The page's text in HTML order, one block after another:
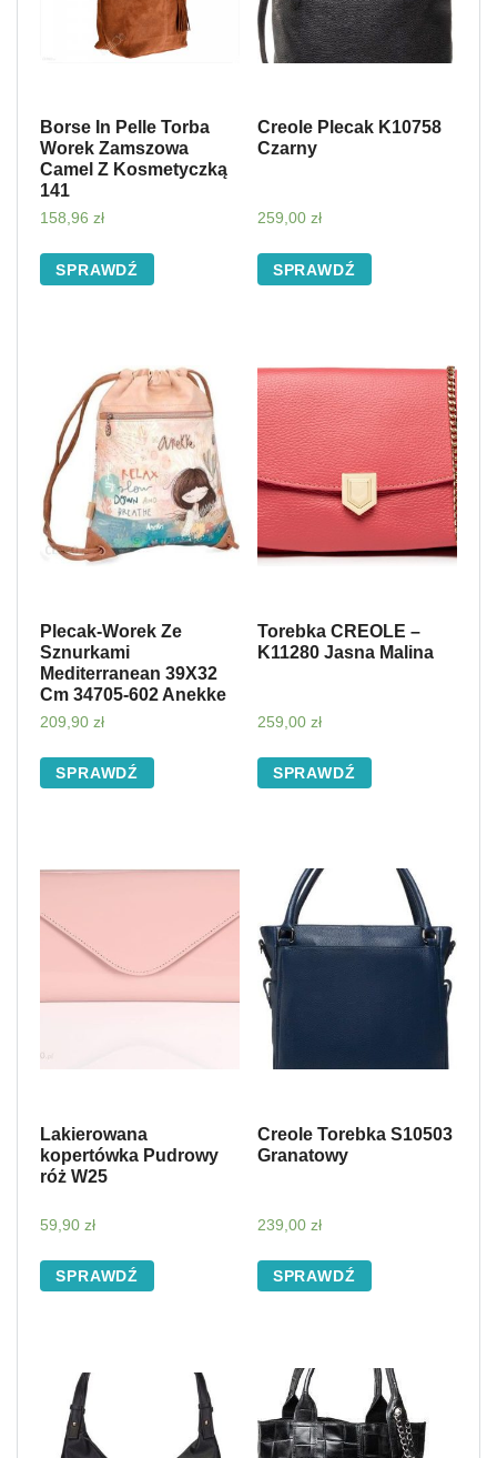
Borse In Pelle Torba
Worek Zamszowa
Camel Z Kosmetyczką
141
158,96 zł
SPRAWDŹ
Creole Plecak K10758
Czarny
259,00 zł
SPRAWDŹ
Plecak-Worek Ze
Sznurkami
Mediterranean 39X32
Cm 34705-602 Anekke
209,90 zł
SPRAWDŹ
Torebka CREOLE –
K11280 Jasna Malina
259,00 zł
SPRAWDŹ
Lakierowana
kopertówka Pudrowy
róż W25
59,90 zł
SPRAWDŹ
Creole Torebka S10503
Granatowy
239,00 zł
SPRAWDŹ